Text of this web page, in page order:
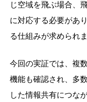
じ空域を飛ぶ場合、
に対応する必要があ
る仕組みが求められま
今回の実証では、複
機能も確認され、多
した情報共有につな